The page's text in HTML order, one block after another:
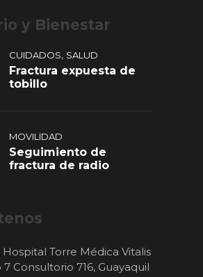
y Bienestar
CUIDADOS, SALUD
Fractura expuesta de
tobillo
MOVILIDAD
Seguimiento de
fractura de radio
Torre Médica Vitalis
7 Consultorio 716, Guayaquil